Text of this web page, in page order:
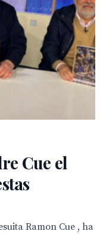
Cue el
Ramon Cue , ha